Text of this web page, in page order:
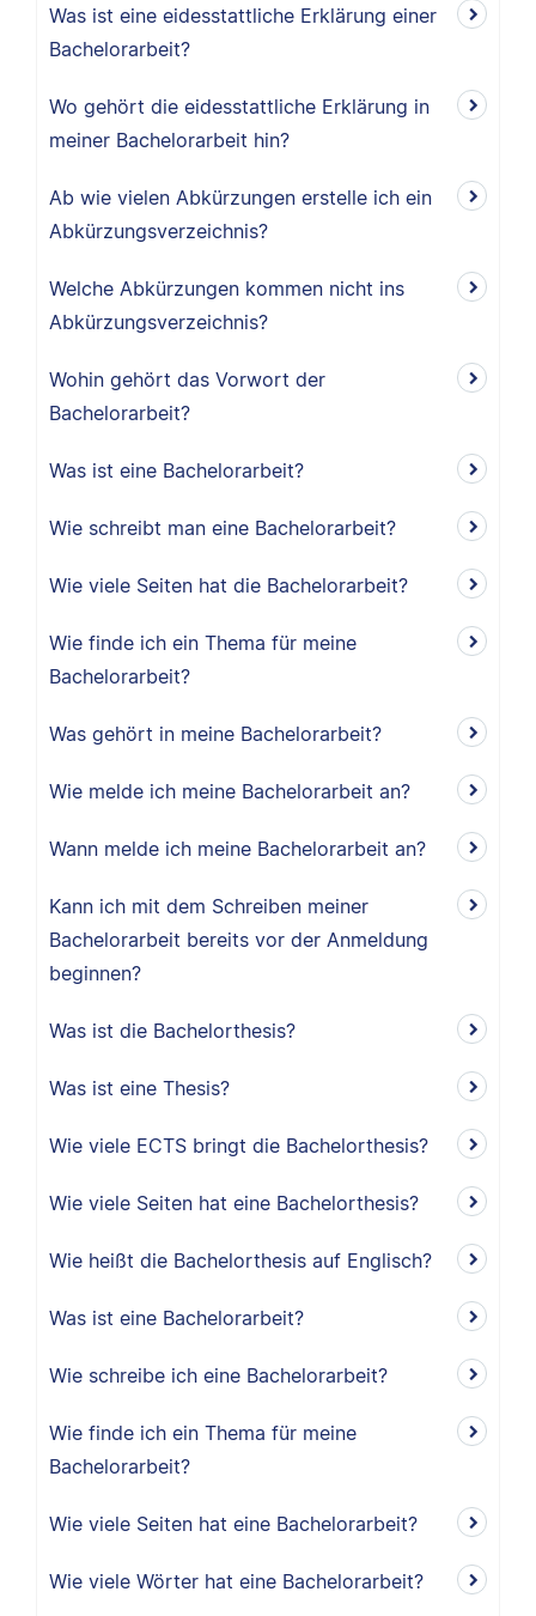
Was ist eine eidesstattliche Erklärung einer
Bachelorarbeit?
Wo gehört die eidesstattliche Erklärung in
meiner Bachelorarbeit hin?
Ab wie vielen Abkürzungen erstelle ich ein
Abkürzungsverzeichnis?
Welche Abkürzungen kommen nicht ins
Abkürzungsverzeichnis?
Wohin gehört das Vorwort der
Bachelorarbeit?
Was ist eine Bachelorarbeit?
Wie schreibt man eine Bachelorarbeit?
Wie viele Seiten hat die Bachelorarbeit?
Wie finde ich ein Thema für meine
Bachelorarbeit?
Was gehört in meine Bachelorarbeit?
Wie melde ich meine Bachelorarbeit an?
Wann melde ich meine Bachelorarbeit an?
Kann ich mit dem Schreiben meiner
Bachelorarbeit bereits vor der Anmeldung
beginnen?
Was ist die Bachelorthesis?
Was ist eine Thesis?
Wie viele ECTS bringt die Bachelorthesis?
Wie viele Seiten hat eine Bachelorthesis?
Wie heißt die Bachelorthesis auf Englisch?
Was ist eine Bachelorarbeit?
Wie schreibe ich eine Bachelorarbeit?
Wie finde ich ein Thema für meine
Bachelorarbeit?
Wie viele Seiten hat eine Bachelorarbeit?
Wie viele Wörter hat eine Bachelorarbeit?